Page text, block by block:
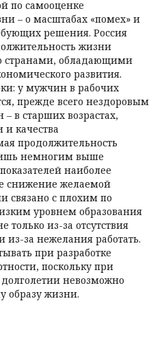
по самооценке
– о масштабах «помех» и
решения. Россия
жизни
странами, обладающими
развития.
у мужчин в рабочих
прежде всего нездоровым
в старших возрастах,
и качества
продолжительность
немногим выше
наиболее
снижение желаемой
связано с плохим по
уровнем образования
только из-за отсутствия
из-за нежелания работать.
при разработке
поскольку при
долголетии невозможно
образу жизни.